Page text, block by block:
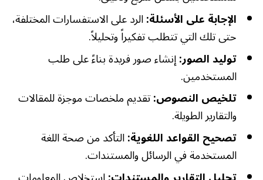
الإجابة على الأسئلة:الرد على الاستفسارات المختلفة،
حتى تلك التي تتطلب تفكيراً وتحليلاً.
توليد الصور:إنشاء صور فريدة بناءً على طلب
المستخدمين.
تلخيص النصوص:تقديم ملخصات موجزة للمقالات
والتقارير الطويلة.
تصحيح القواعد اللغوية:التأكد من صحة اللغة
المستخدمة في الرسائل والمستندات.